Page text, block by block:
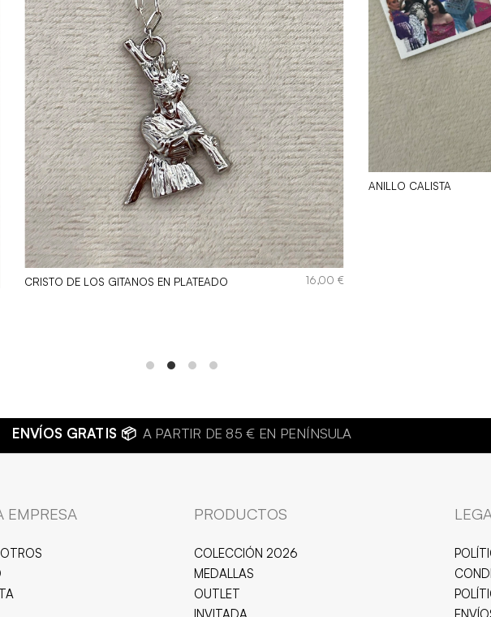
CRISTO DE LOS GITANOS EN PLATEADO 16,00 €
ANILLO CALISTA
BISUTERÍA DE CALIDAD 💍JOYAS HIPOALERGÉNICAS Y RESISTENTES AL AGUA
EMPRESA PRODUCTOS
COLECCIÓN 2026
MEDALLAS
OUTLET
INVITADA